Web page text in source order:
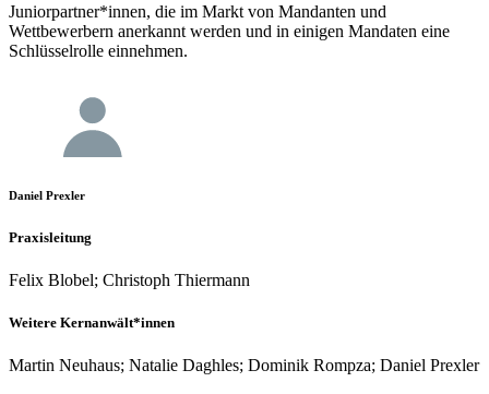
Juniorpartner*innen, die im Markt von Mandanten und
Wettbewerbern anerkannt werden und in einigen Mandaten eine
Schlüsselrolle einnehmen.
Daniel Prexler
Praxisleitung
Felix Blobel; Christoph Thiermann
Weitere Kernanwält*innen
Martin Neuhaus; Natalie Daghles; Dominik Rompza; Daniel Prexler